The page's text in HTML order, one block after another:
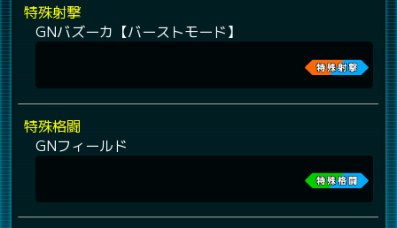
特殊射撃
GNバズーカ【バーストモード】
特殊格闘
GNフィールド